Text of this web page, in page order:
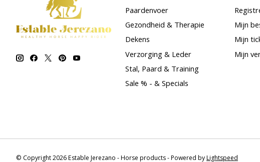
Paardenvoer
Gezondheid & Therapie
Dekens
Verzorging & Leder
Stal, Paard & Training
Sale % - & Specials
Mijn
Mijn
Mijn
© Copyright 2026 Estable Jerezano - Horse products - Powered byLightspeed